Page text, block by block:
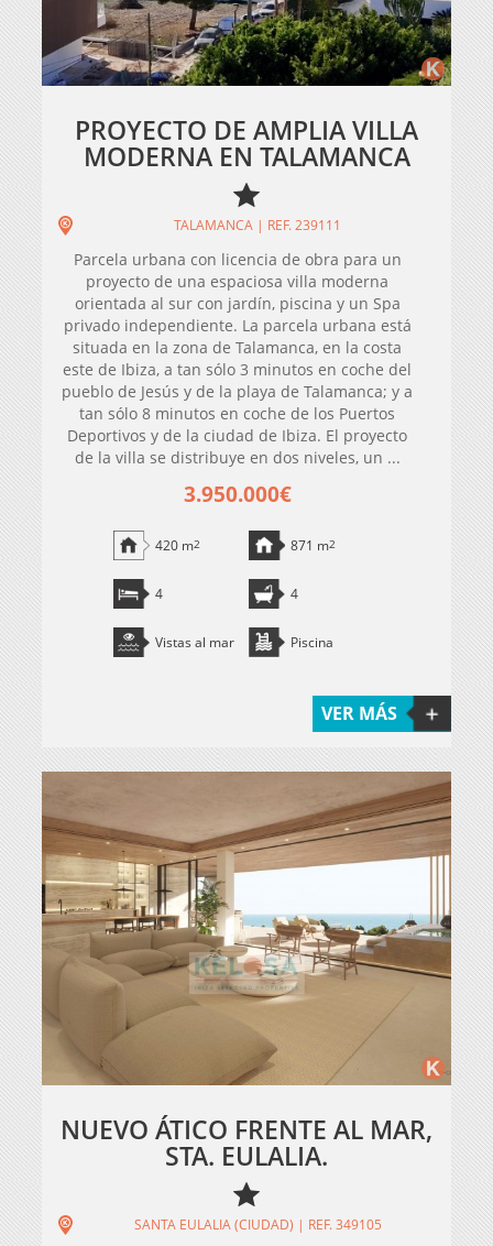
PROYECTO DE AMPLIA VILLA
MODERNA EN TALAMANCA
TALAMANCA | REF. 239111
Parcela urbana con licencia de obra para un
proyecto de una espaciosa villa moderna
orientada al sur con jardín, piscina y un Spa
privado independiente. La parcela urbana está
situada en la zona de Talamanca, en la costa
este de Ibiza, a tan sólo 3 minutos en coche del
pueblo de Jesús y de la playa de Talamanca; y a
tan sólo 8 minutos en coche de los Puertos
Deportivos y de la ciudad de Ibiza. El proyecto
de la villa se distribuye en dos niveles, un ...
3.950.000€
420 m2 871 m2
4 4
Vistas al mar Piscina
VER MÁS
NUEVO ÁTICO FRENTE AL MAR,
STA. EULALIA.
SANTA EULALIA (CIUDAD) | REF. 349105